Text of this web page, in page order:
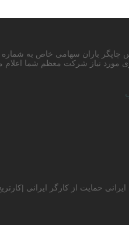
مورد نیاز شرکت معظم شما اعلام
ایرانی حمایت از کارگر ایرانی